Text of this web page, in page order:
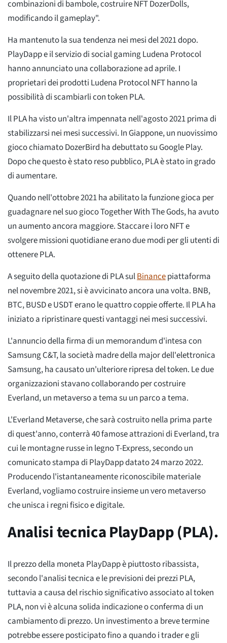
combinazioni di bambole, costruire NFT DozerDolls,
modificando il gameplay".
Ha mantenuto la sua tendenza nei mesi del 2021 dopo.
PlayDapp e il servizio di social gaming Ludena Protocol
hanno annunciato una collaborazione ad aprile. I
proprietari dei prodotti Ludena Protocol NFT hanno la
possibilità di scambiarli con token PLA.
Il PLA ha visto un'altra impennata nell'agosto 2021 prima di
stabilizzarsi nei mesi successivi. In Giappone, un nuovissimo
gioco chiamato DozerBird ha debuttato su Google Play.
Dopo che questo è stato reso pubblico, PLA è stato in grado
di aumentare.
Quando nell'ottobre 2021 ha abilitato la funzione gioca per
guadagnare nel suo gioco Together With The Gods, ha avuto
un aumento ancora maggiore. Staccare i loro NFT e
svolgere missioni quotidiane erano due modi per gli utenti di
ottenere PLA.
A seguito della quotazione di PLA sulBinancepiattaforma
nel novembre 2021, si è avvicinato ancora una volta. BNB,
BTC, BUSD e USDT erano le quattro coppie offerte. Il PLA ha
iniziato a ripristinare questi vantaggi nei mesi successivi.
L'annuncio della firma di un memorandum d'intesa con
Samsung C&T, la società madre della major dell'elettronica
Samsung, ha causato un'ulteriore ripresa del token. Le due
organizzazioni stavano collaborando per costruire
Everland, un metaverso a tema su un parco a tema.
L'Everland Metaverse, che sarà costruito nella prima parte
di quest'anno, conterrà 40 famose attrazioni di Everland, tra
cui le montagne russe in legno T-Express, secondo un
comunicato stampa di PlayDapp datato 24 marzo 2022.
Producendo l'istantaneamente riconoscibile materiale
Everland, vogliamo costruire insieme un vero metaverso
che unisca i regni fisico e digitale.
Analisi tecnica PlayDapp (PLA).
Il prezzo della moneta PlayDapp è piuttosto ribassista,
secondo l'analisi tecnica e le previsioni dei prezzi PLA,
tuttavia a causa del rischio significativo associato al token
PLA, non vi è alcuna solida indicazione o conferma di un
cambiamento di prezzo. Un investimento a breve termine
potrebbe essere posticipato fino a quando i trader e gli